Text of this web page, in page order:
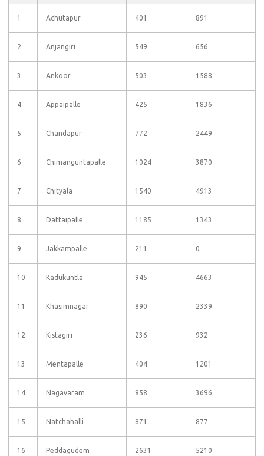
1 Achutapur 401 891
2 Anjangiri 549 656
3 Ankoor 503 1588
4 Appaipalle 425 1836
5 Chandapur 772 2449
6 Chimanguntapalle 1024 3870
7 Chityala 1540 4913
8 Dattaipalle 1185 1343
9 Jakkampalle 211 0
10 Kadukuntla 945 4663
11 Khasimnagar 890 2339
12 Kistagiri 236 932
13 Mentapalle 404 1201
14 Nagavaram 858 3696
15 Natchahalli 871 877
16 Peddagudem 2631 5210